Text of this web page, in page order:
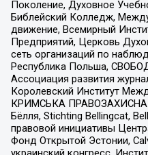
Поколение, Духовное
Библейский Колледж,
движение, Всемирный
Предприятий, Церковь
сеть организаций по
Республика Польша,
Ассоциация развития
Королевский Институт
КРИМСЬКА ПРАВОЗАХИСНА
Бёлля, Stichting Bellingcat,
правовой инициативы
Фонд Открытой Эстонии,